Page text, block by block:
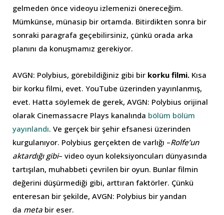
gelmeden önce videoyu izlemenizi önereceğim.
Mümkünse, münasip bir ortamda. Bitirdikten sonra bir
sonraki paragrafa geçebilirsiniz, çünkü orada arka
planını da konuşmamız gerekiyor.
AVGN: Polybius, görebildiğiniz gibi bir korku filmi. Kısa
bir korku filmi, evet. YouTube üzerinden yayınlanmış,
evet. Hatta söylemek de gerek, AVGN: Polybius orijinal
olarak Cinemassacre Plays kanalında bölüm bölüm
yayınlandı. Ve gerçek bir şehir efsanesi üzerinden
kurgulanıyor. Polybius gerçekten de varlığı –Rolfe’un
aktardığı gibi– video oyun koleksiyoncuları dünyasında
tartışılan, muhabbeti çevrilen bir oyun. Bunlar filmin
değerini düşürmediği gibi, arttıran faktörler. Çünkü
enteresan bir şekilde, AVGN: Polybius bir yandan
da meta bir eser.